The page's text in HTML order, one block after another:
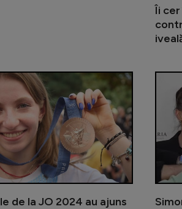
Îi
A scris
de la JO 2024 au ajuns